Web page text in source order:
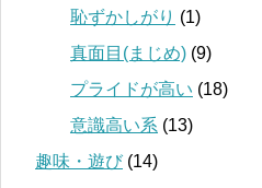
恥ずかしがり (1)
真面目(まじめ) (9)
プライドが高い (18)
意識高い系 (13)
趣味・遊び(14)